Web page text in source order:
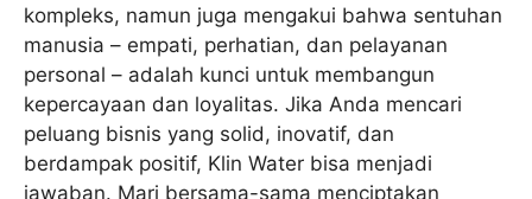
kompleks, namun juga mengakui bahwa sentuhan
manusia – empati, perhatian, dan pelayanan
personal – adalah kunci untuk membangun
kepercayaan dan loyalitas. Jika Anda mencari
peluang bisnis yang solid, inovatif, dan
berdampak positif, Klin Water bisa menjadi
jawaban. Mari bersama-sama menciptakan